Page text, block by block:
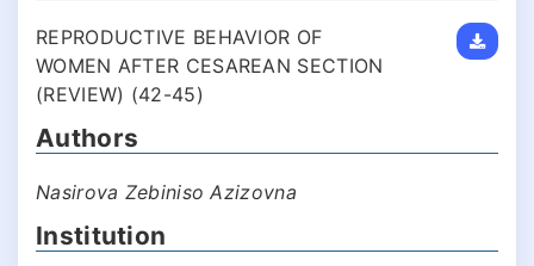
REPRODUCTIVE BEHAVIOR OF
WOMEN AFTER CESAREAN SECTION
(REVIEW) (42-45)
Authors
Nasirova Zebiniso Azizovna
Institution